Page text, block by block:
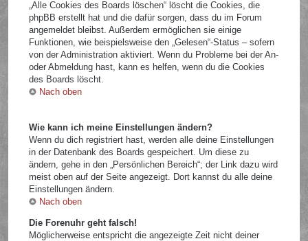
„Alle Cookies des Boards löschen“ löscht die Cookies, die
phpBB erstellt hat und die dafür sorgen, dass du im Forum
angemeldet bleibst. Außerdem ermöglichen sie einige
Funktionen, wie beispielsweise den „Gelesen“-Status – sofern
von der Administration aktiviert. Wenn du Probleme bei der An-
oder Abmeldung hast, kann es helfen, wenn du die Cookies
des Boards löscht.
Nach oben
Wie kann ich meine Einstellungen ändern?
Wenn du dich registriert hast, werden alle deine Einstellungen
in der Datenbank des Boards gespeichert. Um diese zu
ändern, gehe in den „Persönlichen Bereich“; der Link dazu wird
meist oben auf der Seite angezeigt. Dort kannst du alle deine
Einstellungen ändern.
Nach oben
Die Forenuhr geht falsch!
Möglicherweise entspricht die angezeigte Zeit nicht deiner